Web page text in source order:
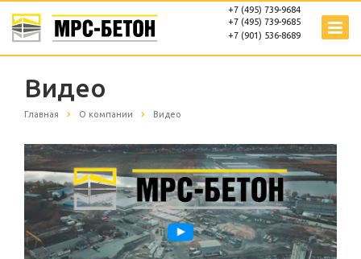
+7 (495) 739-9684
+7 (495) 739-9685
+7 (901) 536-8689
Видео
Главная О компании Видео